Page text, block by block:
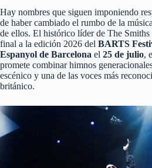
Hay nombres que siguen imponiendo
de haber cambiado el rumbo de la
de ellos. El histórico líder de The
final a la edición 2026 del BARTS
Espanyol de Barcelona el 25 de julio,
promete combinar himnos
escénico y una de las voces más
británico.